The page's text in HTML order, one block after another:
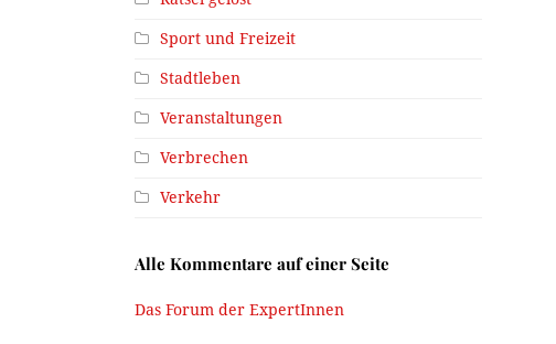
Sport und Freizeit
Stadtleben
Veranstaltungen
Verbrechen
Verkehr
Alle Kommentare auf einer Seite
Das Forum der ExpertInnen